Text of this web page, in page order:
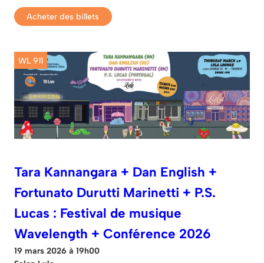
Acheter des billets
WL 911
Tara Kannangara + Dan English +
Fortunato Durutti Marinetti + P.S.
Lucas : Festival de musique
Wavelength + Conférence 2026
19 mars 2026 à 19h00